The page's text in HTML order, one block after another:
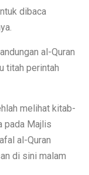
dibaca
al-Quran
titah perintah
melihat kitab-
pada Majlis
al-Quran
di sini malam